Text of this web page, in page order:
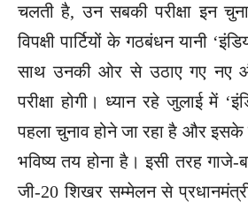
चलती है, उन सबकी परीक्षा इन
विपक्षी पार्टियों के गठबंधन यानी
साथ उनकी ओर से उठाए गए नए
परीक्षा होगी। ध्यान रहे जुलाई में
पहला चुनाव होने जा रहा है और
भविष्य तय होना है। इसी तरह
जी-20 शिखर सम्मेलन से